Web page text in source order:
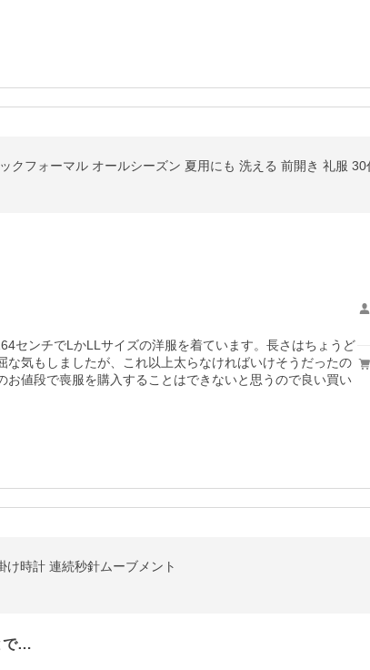
クフォーマル オールシーズン 夏用にも 洗える 前開き 礼服
センチでLかLLサイズの洋服を着ています。長さはちょうど
な気もしましたが、これ以上太らなければいけそうだったの
お値段で喪服を購入することはできないと思うので良い買い
け時計 連続秒針ムーブメント
で…